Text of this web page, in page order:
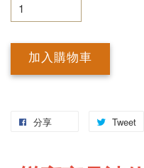
加入購物車
分享 Tweet